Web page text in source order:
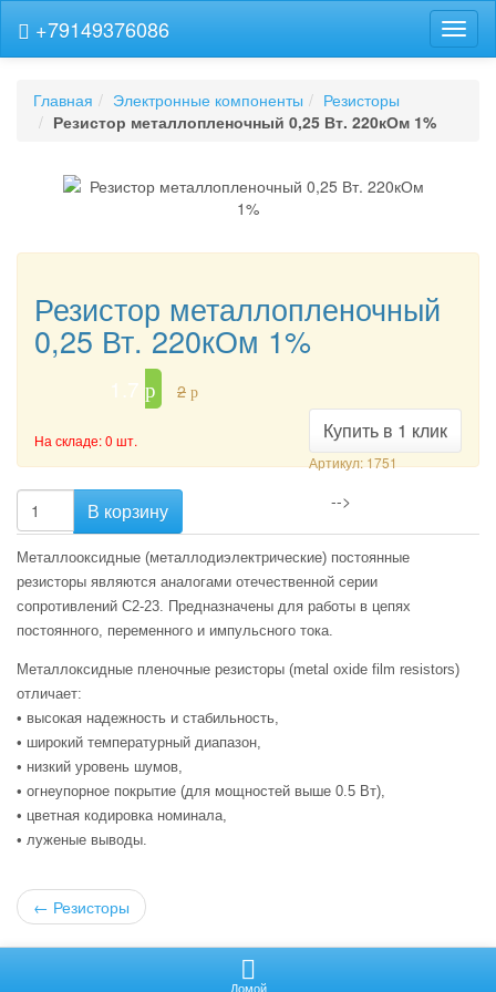
+79149376086
Главная Электронные компоненты
Резисторы
Резистор металлопленочный 0,25 Вт. 220кОм 1%
Резистор металлопленочный
0,25 Вт. 220кОм 1%
1.7 p 2 p
Купить в 1 клик
Артикул: 1751
На складе: 0 шт.
В корзину -->
Металлооксидные (металлодиэлектрические) постоянные
резисторы являются аналогами отечественной серии
сопротивлений С2-23. Предназначены для работы в цепях
постоянного, переменного и импульсного тока.
Металлоксидные пленочные резисторы (metal oxide film resistors)
отличает:
• высокая надежность и стабильность,
• широкий температурный диапазон,
• низкий уровень шумов,
• огнеупорное покрытие (для мощностей выше 0.5 Вт),
• цветная кодировка номинала,
• луженые выводы.
← Резисторы
Не нашли то, что хотели? Отправьте запрос.
Домой